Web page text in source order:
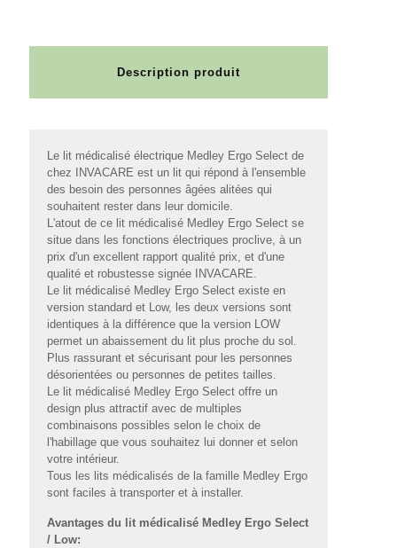
Description produit
Le lit médicalisé électrique Medley Ergo Select de
chez INVACARE est un lit qui répond à l'ensemble
des besoin des personnes âgées alitées qui
souhaitent rester dans leur domicile.
L'atout de ce lit médicalisé Medley Ergo Select se
situe dans les fonctions électriques proclive, à un
prix d'un excellent rapport qualité prix, et d'une
qualité et robustesse signée INVACARE.
Le lit médicalisé Medley Ergo Select existe en
version standard et Low, les deux versions sont
identiques à la différence que la version LOW
permet un abaissement du lit plus proche du sol.
Plus rassurant et sécurisant pour les personnes
désorientées ou personnes de petites tailles.
Le lit médicalisé Medley Ergo Select offre un
design plus attractif avec de multiples
combinaisons possibles selon le choix de
l'habillage que vous souhaitez lui donner et selon
votre intérieur.
Tous les lits médicalisés de la famille Medley Ergo
sont faciles à transporter et à installer.
Avantages du lit médicalisé Medley Ergo Select
/ Low: